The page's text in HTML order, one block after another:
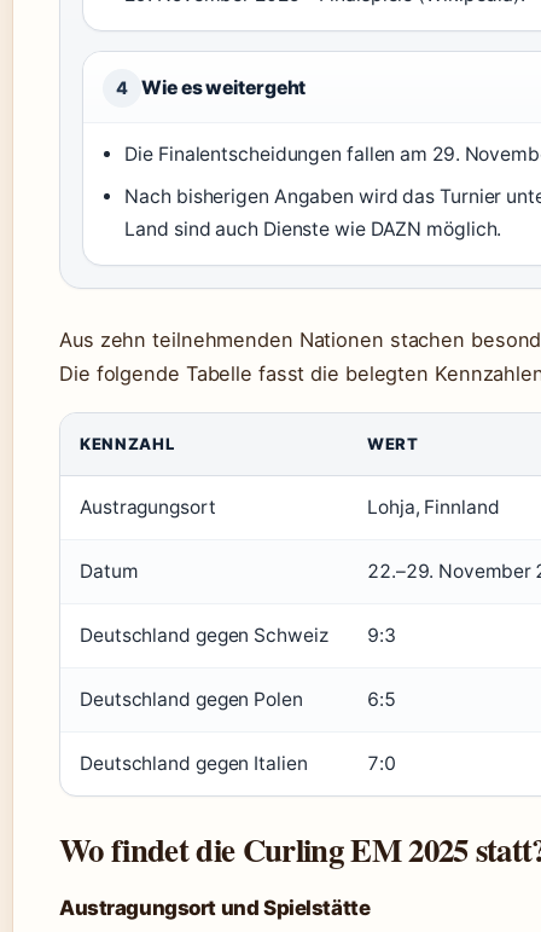
4 Wie es weitergeht
Die Finalentscheidungen fallen am 29.
Nach bisherigen Angaben wird das Turnier
Land sind auch Dienste wie DAZN möglich.
Aus zehn teilnehmenden Nationen stachen
Die folgende Tabelle fasst die belegten
KENNZAHL WERT
Austragungsort Lohja, Finnland
Datum 22.–29. November
Deutschland gegen Schweiz 9:3
Deutschland gegen Polen 6:5
Deutschland gegen Italien 7:0
Wo findet die Curling EM 2025
Austragungsort und Spielstätte